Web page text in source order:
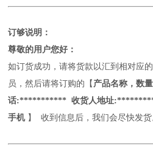
订够说明：
尊敬的用户您好：
如订货成功，请将货款以汇到相对应
员，然后请将订购的【 产品名称，数
话:*********** 收货人地址
手机 】 收到信息后，我们会尽快发货